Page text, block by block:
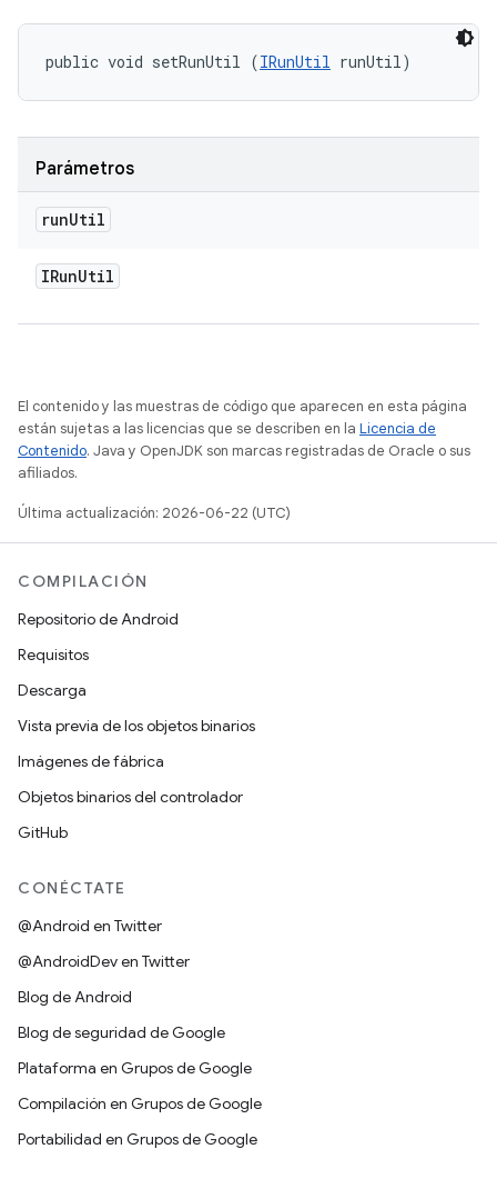
public void setRunUtil (IRunUtil runUtil)
Parámetros
runUtil
IRunUtil
El contenido y las muestras de código que aparecen en esta página
están sujetas a las licencias que se describen en la Licencia de
Contenido. Java y OpenJDK son marcas registradas de Oracle o sus
afiliados.
Última actualización: 2026-06-22 (UTC)
COMPILACIÓN
Repositorio de Android
Requisitos
Descarga
Vista previa de los objetos binarios
Imágenes de fábrica
Objetos binarios del controlador
GitHub
CONÉCTATE
@Android en Twitter
@AndroidDev en Twitter
Blog de Android
Blog de seguridad de Google
Plataforma en Grupos de Google
Compilación en Grupos de Google
Portabilidad en Grupos de Google